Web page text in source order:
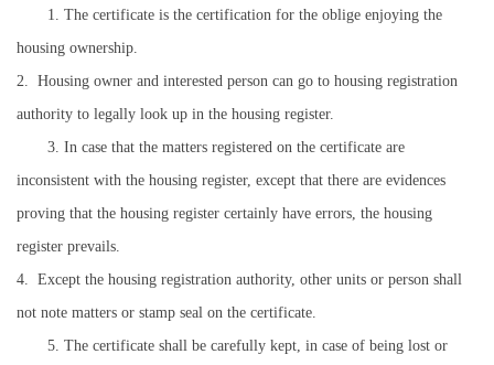
1. The certificate is the certification for the oblige enjoying the
housing ownership.
2. Housing owner and interested person can go to housing registration
authority to legally look up in the housing register.
3. In case that the matters registered on the certificate are
inconsistent with the housing register, except that there are evidences
proving that the housing register certainly have errors, the housing
register prevails.
4. Except the housing registration authority, other units or person shall
not note matters or stamp seal on the certificate.
5. The certificate shall be carefully kept, in case of being lost or